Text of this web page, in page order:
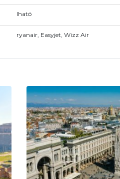
Iható
ryanair, Easyjet, Wizz Air